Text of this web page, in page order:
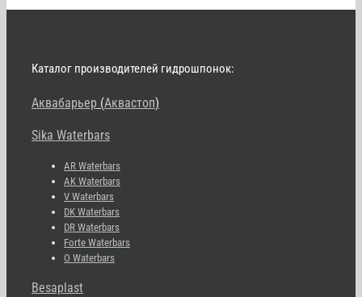
Каталог производителей гидрошпонок:
Аквабарьер (Аквастоп)
Sika Waterbars
AR Waterbars
AK Waterbars
V Waterbars
DK Waterbars
DR Waterbars
Forte Waterbars
O Waterbars
Besaplast